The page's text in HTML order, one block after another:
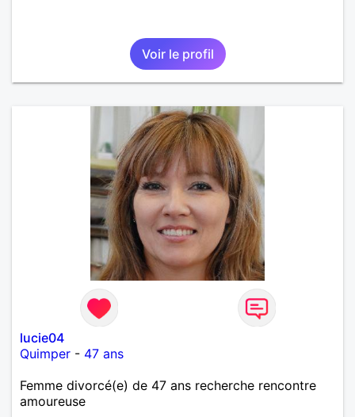
Voir le profil
lucie04
Quimper - 47 ans
Femme divorcé(e) de 47 ans recherche rencontre
amoureuse